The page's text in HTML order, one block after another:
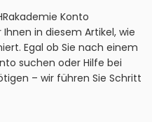
Konto
in diesem Artikel, wie
Egal ob Sie nach einem
suchen oder Hilfe bei
– wir führen Sie Schritt